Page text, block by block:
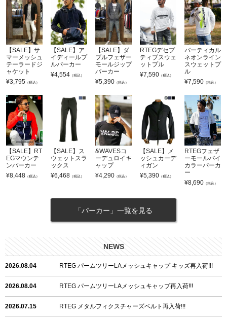
【SALE】サ
マーメッシュ
テーラードジ
ャケット
¥3,795 （税込）
【SALE】ア
イディールプ
ルパーカー
¥4,554 （税込）
【SALE】ダ
ブルフェザー
モールジップ
パーカー
¥5,390 （税込）
RTEGデセプ
ティブスウェ
ットプル
¥7,590 （税込）
バーティカル
ネオンライン
スウェットプ
ル
¥7,590 （税込）
【SALE】RT
EGマウンテ
ンパーカー
¥8,448 （税込）
【SALE】ス
ウェットスラ
ックス
¥6,468 （税込）
&WAVESコ
ーデュロイキ
ャップ
¥4,290 （税込）
【SALE】メ
ッシュカーデ
ィガン
¥5,390 （税込）
RTEGフェザ
ーモールバイ
カラーパーカ
ー
¥8,690 （税込）
「パーカー」一覧を見る
NEWS
2026.08.04 RTEG パームツリーLAメッシュキャップ キッズ再入荷!!!
2026.08.04 RTEG パームツリーLAメッシュキャップ再入荷!!!
2026.07.15 RTEG メタルフィクスチャーズベルト再入荷!!!